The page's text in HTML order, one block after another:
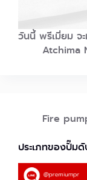
วันนี้ พรีเมี่ยม จ
Atchima
Fire
ประเภทของปั๊ม